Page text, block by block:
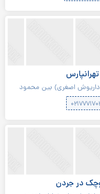
خیابان ۱۵۶ غربی( داریوش اصغری) بین محمود
پلاک ۷
در جردن